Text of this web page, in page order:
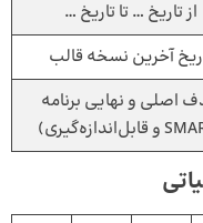
از تاریخ … تا تاریخ …
آخرین نسخه قالب
اصلی و نهایی برنامه